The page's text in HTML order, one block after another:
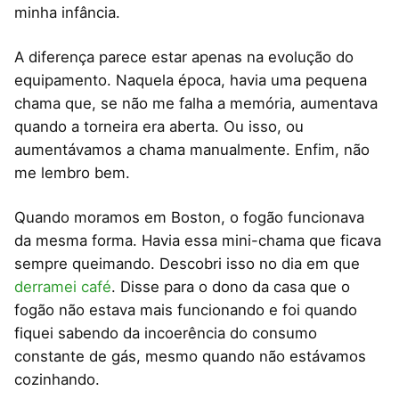
minha infância.
A diferença parece estar apenas na evolução do
equipamento. Naquela época, havia uma pequena
chama que, se não me falha a memória, aumentava
quando a torneira era aberta. Ou isso, ou
aumentávamos a chama manualmente. Enfim, não
me lembro bem.
Quando moramos em Boston, o fogão funcionava
da mesma forma. Havia essa mini-chama que ficava
sempre queimando. Descobri isso no dia em que
derramei café. Disse para o dono da casa que o
fogão não estava mais funcionando e foi quando
fiquei sabendo da incoerência do consumo
constante de gás, mesmo quando não estávamos
cozinhando.